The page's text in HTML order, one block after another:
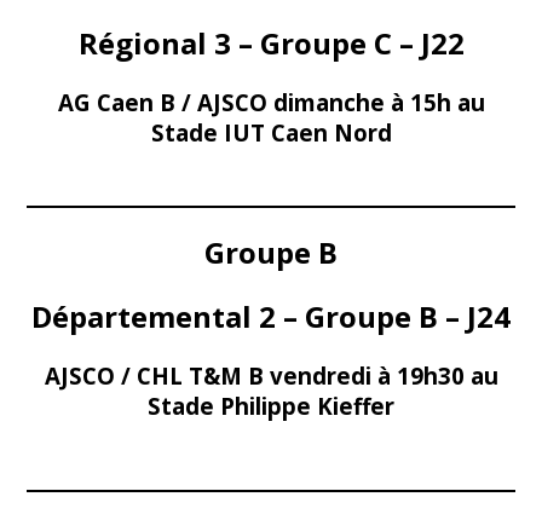
Régional 3 – Groupe C – J22
AG Caen B / AJSCO dimanche à 15h au
Stade IUT Caen Nord
Groupe B
Départemental 2 – Groupe B – J24
AJSCO / CHL T&M B vendredi à 19h30 au
Stade Philippe Kieffer